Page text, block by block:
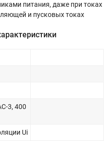
питания, даже при токах
и пусковых токах
3, 400
Ui